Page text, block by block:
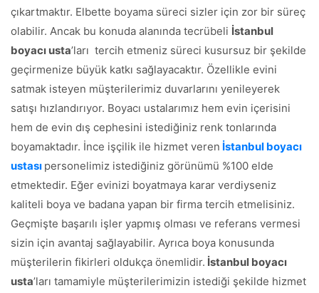
çıkartmaktır. Elbette boyama süreci sizler için zor bir süreç
olabilir. Ancak bu konuda alanında tecrübeli İstanbul
boyacı usta’ları tercih etmeniz süreci kusursuz bir şekilde
geçirmenize büyük katkı sağlayacaktır. Özellikle evini
satmak isteyen müşterilerimiz duvarlarını yenileyerek
satışı hızlandırıyor. Boyacı ustalarımız hem evin içerisini
hem de evin dış cephesini istediğiniz renk tonlarında
boyamaktadır. İnce işçilik ile hizmet veren İstanbul boyacı
ustası personelimiz istediğiniz görünümü %100 elde
etmektedir. Eğer evinizi boyatmaya karar verdiyseniz
kaliteli boya ve badana yapan bir firma tercih etmelisiniz.
Geçmişte başarılı işler yapmış olması ve referans vermesi
sizin için avantaj sağlayabilir. Ayrıca boya konusunda
müşterilerin fikirleri oldukça önemlidir. İstanbul boyacı
usta’ları tamamiyle müşterilerimizin istediği şekilde hizmet